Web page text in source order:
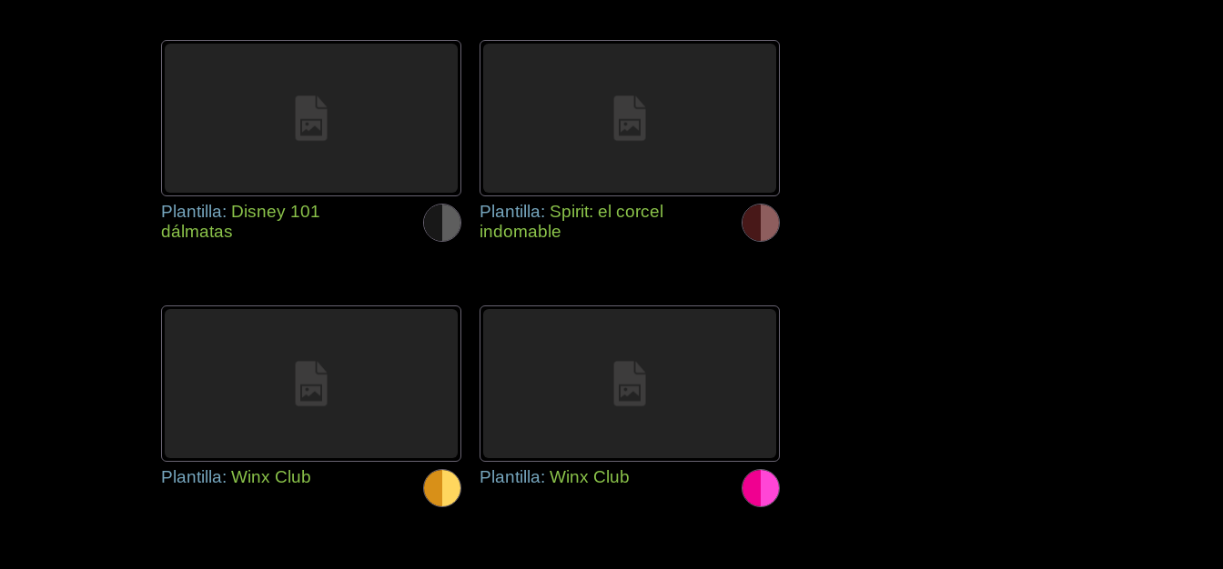
Plantilla: Disney 101
dálmatas
Plantilla: Spirit: el corcel
indomable
Plantilla: Winx Club Plantilla: Winx Club